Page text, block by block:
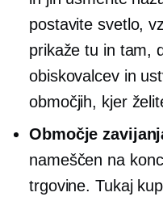
postavite svetlo,
prikaže tu in tam,
obiskovalcev in
območjih, kjer
Območje
nameščen na
trgovine. Tukaj